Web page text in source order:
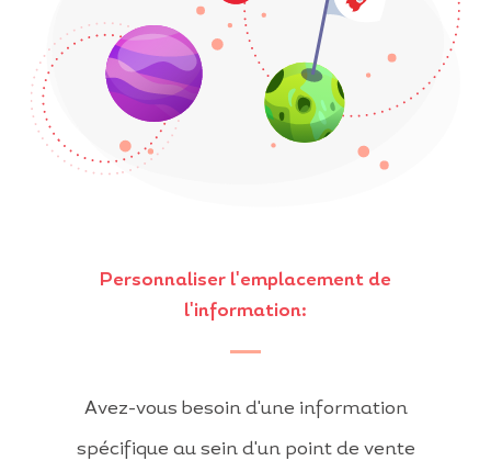
Personnaliser l'emplacement de
l'information:
Avez-vous besoin d'une information
spécifique au sein d'un point de vente